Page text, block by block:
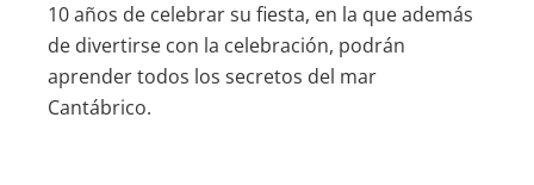
10 años de celebrar su fiesta, en la que además
de divertirse con la celebración, podrán
aprender todos los secretos del mar
Cantábrico.